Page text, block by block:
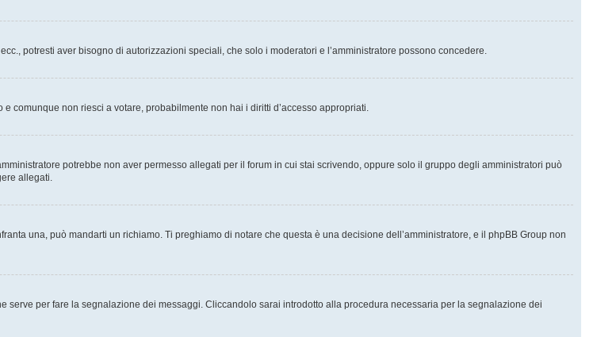
potresti aver bisogno di autorizzazioni speciali, che solo i moderatori e l’amministratore possono concedere.
comunque non riesci a votare, probabilmente non hai i diritti d’accesso appropriati.
potrebbe non aver permesso allegati per il forum in cui stai scrivendo, oppure solo il gruppo degli amministratori può
allegati.
una, può mandarti un richiamo. Ti preghiamo di notare che questa è una decisione dell’amministratore, e il phpBB Group non
serve per fare la segnalazione dei messaggi. Cliccandolo sarai introdotto alla procedura necessaria per la segnalazione dei